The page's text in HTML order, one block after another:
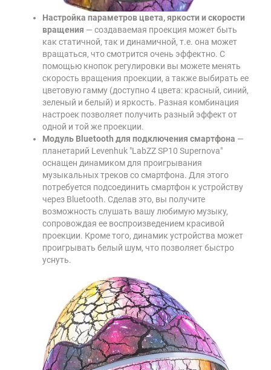
Настройка параметров цвета, яркости и скорости
вращения — создаваемая проекция может быть
как статичной, так и динамичной, т.е. она может
вращаться, что смотрится очень эффектно. С
помощью кнопок регулировки вы можете менять
скорость вращения проекции, а также выбирать ее
цветовую гамму (доступно 4 цвета: красный, синий,
зеленый и белый) и яркость. Разная комбинация
настроек позволяет получить разный эффект от
одной и той же проекции.
Модуль Bluetooth для подключения смартфона —
планетарий Levenhuk "LabZZ SP10 Supernova"
оснащен динамиком для проигрывания
музыкальных треков со смартфона. Для этого
потребуется подсоединить смартфон к устройству
через Bluetooth. Сделав это, вы получите
возможность слушать вашу любимую музыку,
сопровождая ее воспроизведением красивой
проекции. Кроме того, динамик устройства может
проигрывать белый шум, что позволяет быстро
уснуть.